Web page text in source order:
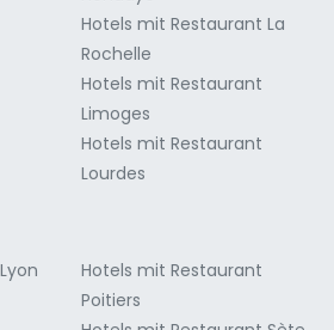
Hotels mit Restaurant La
Rochelle
Hotels mit Restaurant
Limoges
Hotels mit Restaurant
Lourdes
Hotels mit Restaurant
Poitiers